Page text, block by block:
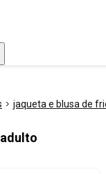
jaqueta e blusa de